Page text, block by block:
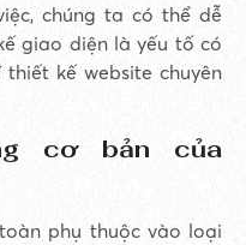
chúng ta có thể dễ
giao diện là yếu tố có
kế website chuyên
cơ bản của
phụ thuộc vào loại